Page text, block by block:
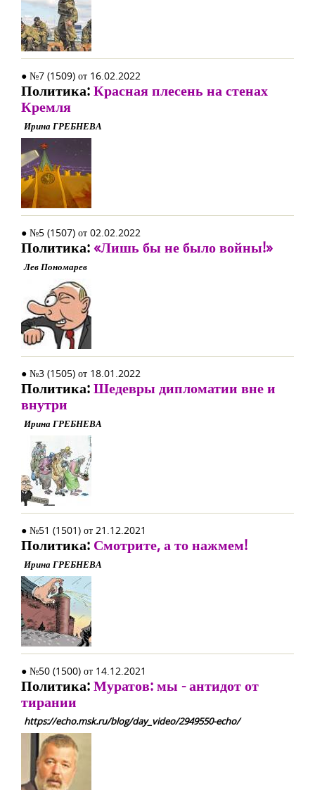
● №7 (1509) от 16.02.2022
Политика:Красная плесень на стенах
Кремля
Ирина ГРЕБНЕВА
● №5 (1507) от 02.02.2022
Политика:«Лишь бы не было войны!»
Лев Пономарев
● №3 (1505) от 18.01.2022
Политика:Шедевры дипломатии вне и
внутри
Ирина ГРЕБНЕВА
● №51 (1501) от 21.12.2021
Политика: Смотрите, а то нажмем!
Ирина ГРЕБНЕВА
● №50 (1500) от 14.12.2021
Политика:Муратов: мы - антидот от
тирании
https://echo.msk.ru/blog/day_video/2949550-echo/